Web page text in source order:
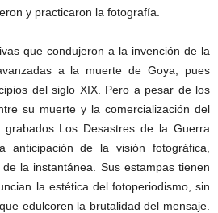
y practicaron la fotografía.
que condujeron a la invención de la
a la muerte de Goya, pues
del siglo XIX. Pero a pesar de los
su muerte y la comercialización del
Los Desastres de la Guerra
anticipación de la visión fotográfica,
la instantánea. Sus estampas tienen
la estética del fotoperiodismo, sin
edulcoren la brutalidad del mensaje.